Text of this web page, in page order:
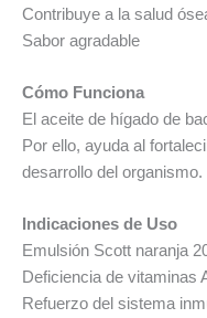
Contribuye a la salud
Sabor agradable
Cómo Funciona
El aceite de hígado de
Por ello, ayuda al
desarrollo del organismo.
Indicaciones de Uso
Emulsión Scott naranja
Deficiencia de vitaminas
Refuerzo del sistema